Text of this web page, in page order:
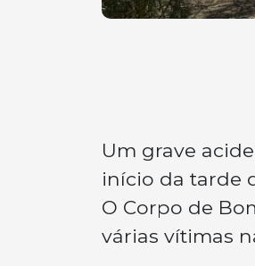
Um grave
início da tarde
O Corpo de
várias vítimas